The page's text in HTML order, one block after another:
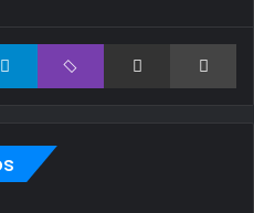
TelegramViber Compartir via correo electrónico